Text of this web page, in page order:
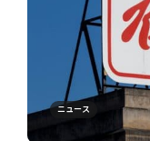
ニュース